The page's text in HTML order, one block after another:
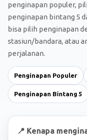
penginapan populer,
penginapan bintang 5
bisa pilih penginapan
stasiun/bandara, atau
perjalanan.
Penginapan Populer
Penginapan Bintang 5
📍 Kenapa